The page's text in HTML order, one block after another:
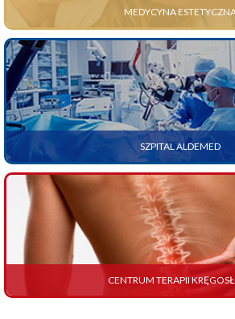
MEDYCYNA
SZPITAL ALDEMED
CENTRUM TERAPII